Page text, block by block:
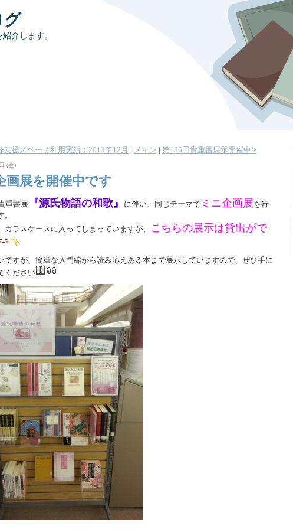
グ
介します。
支援スペース利用実績：2013年12月 | メイン | 第136回貴重書展示開催中 »
(金)
画展を開催中です
重書展 『源氏物語の和歌』 に伴い、同じテーマで ミニ企画展を行
ガラスケースに入ってしまっていますが、
こちらの展示は貸出がで
ですが、簡単な入門編から読み応えある本まで展示していますので、ぜひ手に
ください